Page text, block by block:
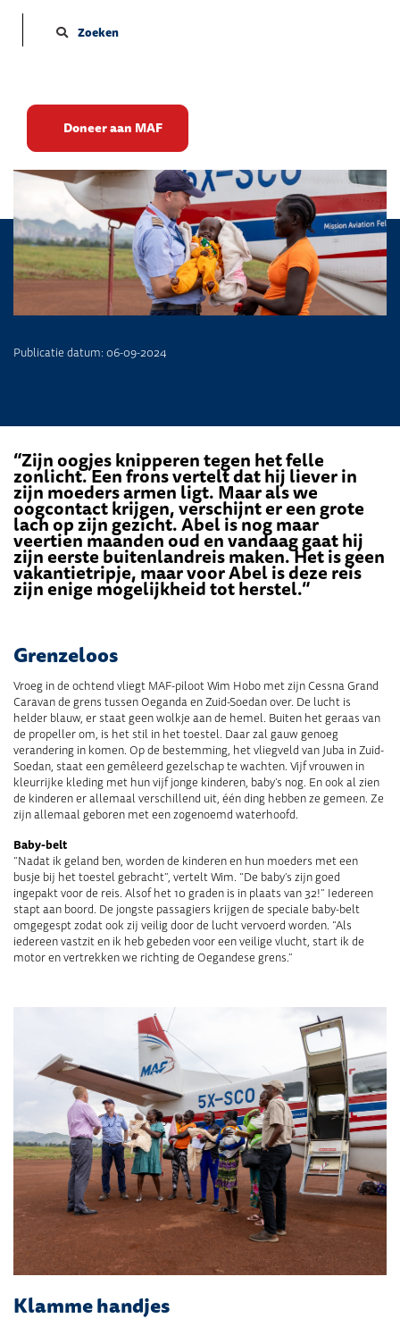
Zoeken
Doneer aan MAF
Reis naar herstel
Publicatie datum: 06-09-2024
“Zijn oogjes knipperen tegen het felle
zonlicht. Een frons vertelt dat hij liever in
zijn moeders armen ligt. Maar als we
oogcontact krijgen, verschijnt er een grote
lach op zijn gezicht. Abel is nog maar
veertien maanden oud en vandaag gaat hij
zijn eerste buitenlandreis maken. Het is geen
vakantietripje, maar voor Abel is deze reis
zijn enige mogelijkheid tot herstel.”
Grenzeloos
Vroeg in de ochtend vliegt MAF-piloot Wim Hobo met zijn Cessna Grand
Caravan de grens tussen Oeganda en Zuid-Soedan over. De lucht is
helder blauw, er staat geen wolkje aan de hemel. Buiten het geraas van
de propeller om, is het stil in het toestel. Daar zal gauw genoeg
verandering in komen. Op de bestemming, het vliegveld van Juba in Zuid-
Soedan, staat een gemêleerd gezelschap te wachten. Vijf vrouwen in
kleurrijke kleding met hun vijf jonge kinderen, baby’s nog. En ook al zien
de kinderen er allemaal verschillend uit, één ding hebben ze gemeen. Ze
zijn allemaal geboren met een zogenoemd waterhoofd.
Baby-belt
“Nadat ik geland ben, worden de kinderen en hun moeders met een
busje bij het toestel gebracht”, vertelt Wim. “De baby’s zijn goed
ingepakt voor de reis. Alsof het 10 graden is in plaats van 32!” Iedereen
stapt aan boord. De jongste passagiers krijgen de speciale baby-belt
omgegespt zodat ook zij veilig door de lucht vervoerd worden. “Als
iedereen vastzit en ik heb gebeden voor een veilige vlucht, start ik de
motor en vertrekken we richting de Oegandese grens.”
Klamme handjes